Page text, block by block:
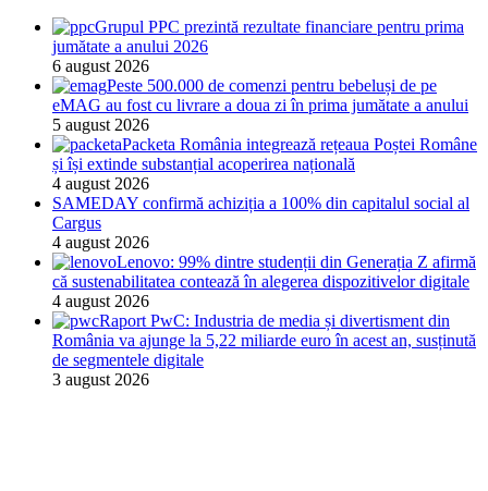
Grupul PPC prezintă rezultate financiare pentru prima
jumătate a anului 2026
6 august 2026
Peste 500.000 de comenzi pentru bebeluși de pe
eMAG au fost cu livrare a doua zi în prima jumătate a anului
5 august 2026
Packeta România integrează rețeaua Poștei Române
și își extinde substanțial acoperirea națională
4 august 2026
SAMEDAY confirmă achiziția a 100% din capitalul social al
Cargus
4 august 2026
Lenovo: 99% dintre studenții din Generația Z afirmă
că sustenabilitatea contează în alegerea dispozitivelor digitale
4 august 2026
Raport PwC: Industria de media și divertisment din
România va ajunge la 5,22 miliarde euro în acest an, susținută
de segmentele digitale
3 august 2026